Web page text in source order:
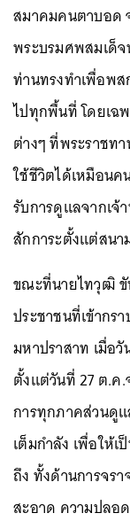
สมาคมคนตาบอด
พระบรมศพสมเด็
ท่านทรงทำเพื่อพ
ไปทุกพื้นที่ โดยเฉ
ต่างๆ ที่พระราชท
ใช้ชีวิตได้เหมือน
รับการดูแลจากเจ้
สักการะตั้งแต่สน
ขณะที่นายไทวุฒิ ขั
ประชาชนที่เข้าก
มหาปราสาท เมื่อ
ตั้งแต่วันที่ 27 ต.ค
การทุกภาคส่วนดู
เต็มกำลัง เพื่อให้
ถึง ทั้งด้านการจร
สะอาด ความปลอ